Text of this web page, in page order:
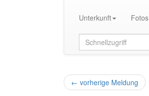
Unterkunft Fotos
← vorherige Meldung